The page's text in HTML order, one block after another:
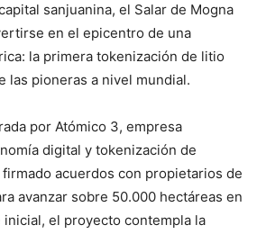
sanjuanina, el Salar de Mogna
en el epicentro de una
la primera tokenización de litio
las pioneras a nivel mundial.
por Atómico 3, empresa
digital y tokenización de
acuerdos con propietarios de
avanzar sobre 50.000 hectáreas en
inicial, el proyecto contempla la